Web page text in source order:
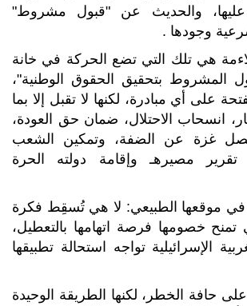
عليها، والحديث عن "قبول مشروط"
وجودها .
هي تلك التي تضع الحركة في خانة
المشروط بتحقيق الحقوق الوطنية"،
على أي مبادرة، لكنها لا تقبل إلا بما
انسحاب الاحتلال، ضمان حق العودة،
غزة عن الضفة، وتمكين الشعب
مصيرهـ وإقامة دولته الحرة
موقعها الطبيعي: لا هي تُسقِط فكرة
تمنح خصومها فرصة اتهامها بالتعطيل،
الإسرائيلية تواجه استحالة تطبيقها
على حافة الخطر، لكنها الطريقة الوحيدة